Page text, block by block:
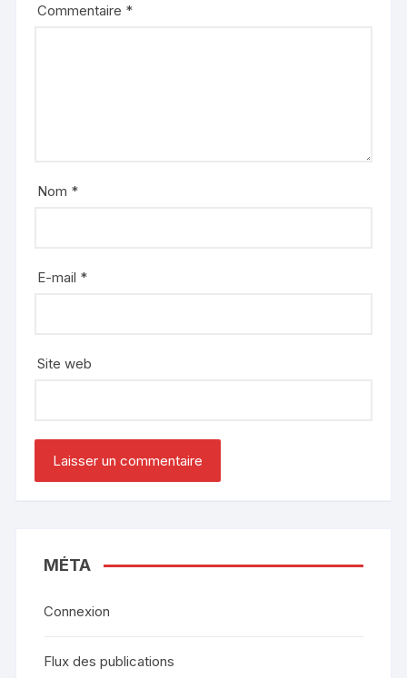
Commentaire *
Nom *
E-mail *
Site web
MÉTA
Connexion
Flux des publications